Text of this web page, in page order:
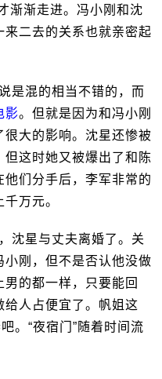
渐渐走进。冯小刚和沈
二去的关系也就亲密起
是混的相当不错的，而
影。但就是因为和冯小刚
大的影响。沈星还惨被
但这时她又被爆出了和陈
们分手后，李军非常的
万元。
沈星与丈夫离婚了。关
刚，但不是否认他没做
的都一样，只要能回
给人占便宜了。帆姐这
。“夜宿门”随着时间流